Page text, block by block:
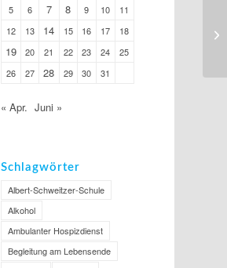
5
6 7 8 9 10
11
12
13 14 15 16 17 18
19 20 21 22 23 24
25
26
27 28 29 30 31
« Apr. Juni »
Schlagwörter
Albert-Schweitzer-Schule
Alkohol
Ambulanter Hospizdienst
Begleitung am Lebensende